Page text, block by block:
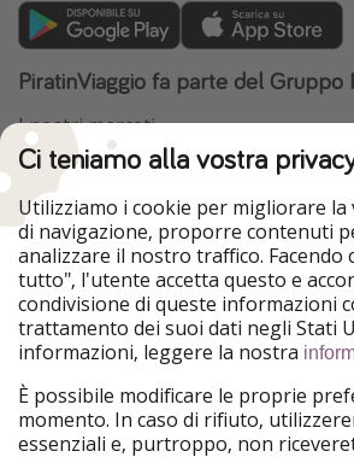
PiratinViaggio fa parte del Gruppo
I nostri mercati
HolidayPirates
WakacyjniPiraci
Ferienpiraten
Urlaubspiraten
TravelPirates
Il nostro gruppo
HolidayPirates Group
Conoscici meglio
Chi siamo Termini d'
Ci teniamo alla vostra
Utilizziamo i cookie per migliorare la
di navigazione, proporre contenuti
analizzare il nostro traffico. Facendo
tutto", l'utente accetta questo e
condivisione di queste informazioni
trattamento dei suoi dati negli Stati
informazioni, leggere la nostra
È possibile modificare le proprie
momento. In caso di rifiuto,
essenziali e, purtroppo, non